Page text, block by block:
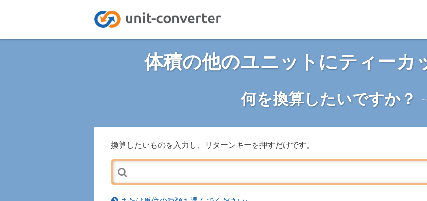
体積の他のユニットにティーカ
何を換算したいですか？
換算したいものを入力し、リターンキーを押すだけです。